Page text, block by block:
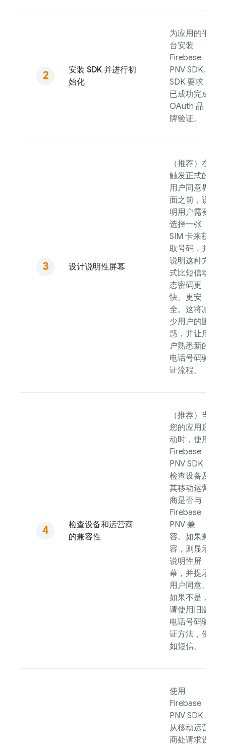
安装 SDK 并进行初
始化
为应用的平
台安装
Firebase
PNV SDK。
SDK 要求
已成功完成
OAuth 品
牌验证。
设计说明性屏幕
（推荐）在
触发正式的
用户同意界
面之前，说
明用户需要
选择一张
SIM 卡来获
取号码，并
说明这种方
式比短信动
态密码更
快、更安
全。这将减
少用户的困
惑，并让用
户熟悉新的
电话号码验
证流程。
检查设备和运营商
的兼容性
（推荐）当
您的应用启
动时，使用
Firebase
PNV SDK
检查设备及
其移动运营
商是否与
Firebase
PNV 兼
容。如果兼
容，则显示
说明性屏
幕，并提示
用户同意。
如果不是，
请使用旧版
电话号码验
证方法，例
如短信。
使用
Firebase
PNV SDK
从移动运营
商处请求设